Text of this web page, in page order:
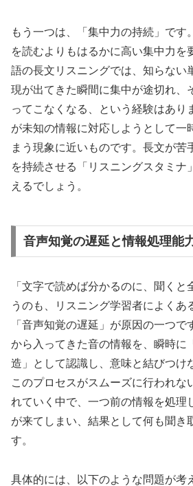
もう一つは、「集中力の持続」です
を読むよりもはるかに高い集中力を
語の長文リスニングでは、知らない
現が出てきた瞬間に集中が途切れ、
ってこなくなる、という経験はあり
が未知の情報に対応しようとして一
まう現象に近いものです。長文が苦
を持続させる「リスニングスタミナ
えるでしょう。
音声知覚の遅延と情報処理能
「文字で読めば分かるのに、聞くと
うのも、リスニング学習者によくあ
「音声知覚の遅延」が原因の一つ
から入ってきた音の情報を、瞬時に
造」として認識し、意味と結びつけ
このプロセスがスムーズに行われな
れていく中で、一つ前の情報を処理
が来てしまい、結果として何も聞き
す。
具体的には、以下のような問題が考